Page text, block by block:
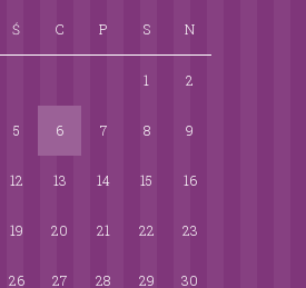
Ś C P S N
1 2
5 6 7 8 9
12 13 14 15 16
19 20 21 22 23
26 27 28 29 30